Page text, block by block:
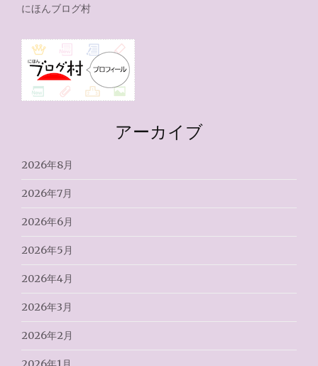
にほんブログ村
アーカイブ
2026年8月
2026年7月
2026年6月
2026年5月
2026年4月
2026年3月
2026年2月